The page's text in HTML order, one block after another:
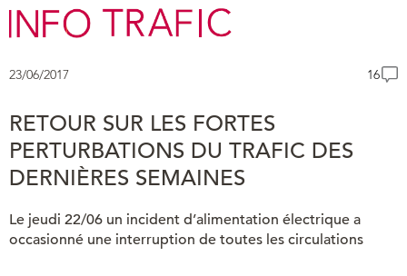
23/06/2017 16
RETOUR SUR LES FORTES
PERTURBATIONS DU TRAFIC DES
DERNIÈRES SEMAINES
Le jeudi 22/06 un incident d’alimentation électrique a
occasionné une interruption de toutes les circulations